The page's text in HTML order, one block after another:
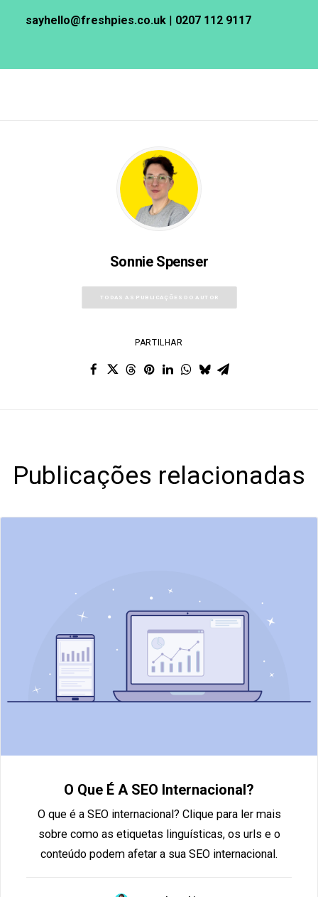
sayhello@freshpies.co.uk | 0207 112 9117
Sonnie Spenser
TODAS AS PUBLICAÇÕES DO AUTOR
PARTILHAR
Publicações relacionadas
O Que É A SEO Internacional?
O que é a SEO internacional? Clique para ler mais
sobre como as etiquetas linguísticas, os urls e o
conteúdo podem afetar a sua SEO internacional.